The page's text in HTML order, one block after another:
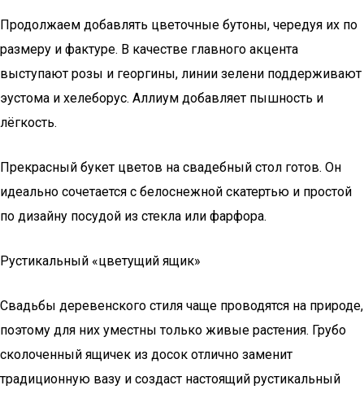
Продолжаем добавлять цветочные бутоны, чередуя их по
размеру и фактуре. В качестве главного акцента
выступают розы и георгины, линии зелени поддерживают
эустома и хелеборус. Аллиум добавляет пышность и
лёгкость.
Прекрасный букет цветов на свадебный стол готов. Он
идеально сочетается с белоснежной скатертью и простой
по дизайну посудой из стекла или фарфора.
Рустикальный «цветущий ящик»
Свадьбы деревенского стиля чаще проводятся на природе,
поэтому для них уместны только живые растения. Грубо
сколоченный ящичек из досок отлично заменит
традиционную вазу и создаст настоящий рустикальный